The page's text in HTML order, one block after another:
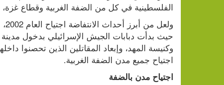
الفلسطينية في كل من الضفة الغربية وقطاع
اجتياح جميع مدن الضفة الغربية.
اجتياح مدن بالضفة